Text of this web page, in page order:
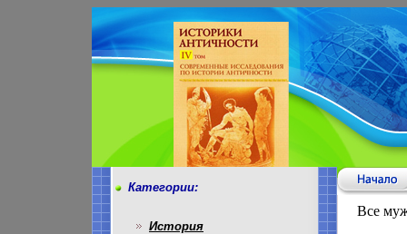
Категории:
История
Все